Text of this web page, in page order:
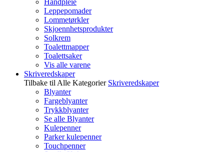
Håndpleie
Leppepomader
Lommetørkler
Skjoennhetsprodukter
Solkrem
Toalettmapper
Toalettsaker
Vis alle varene
Skriveredskaper
Tilbake til Alle Kategorier Skriveredskaper
Blyanter
Fargeblyanter
Trykkblyanter
Se alle Blyanter
Kulepenner
Parker kulepenner
Touchpenner